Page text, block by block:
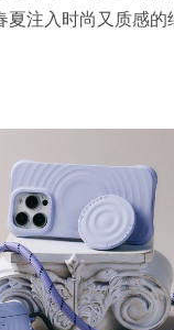
注入时尚又质感的